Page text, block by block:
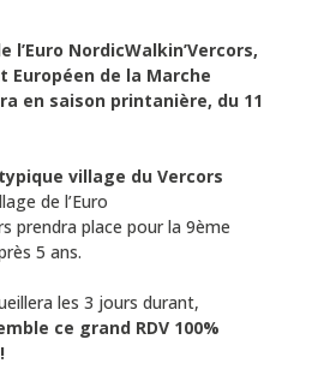
l’Euro NordicWalkin’Vercors,
Européen de la Marche
en saison printanière, du 11
village du Vercors
de l’Euro
prendra place pour la 9ème
5 ans.
les 3 jours durant,
ce grand RDV 100%